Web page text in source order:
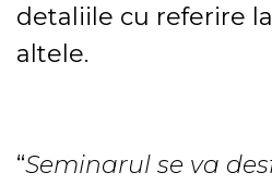
detaliile cu referire
altele.
“Seminarul se va